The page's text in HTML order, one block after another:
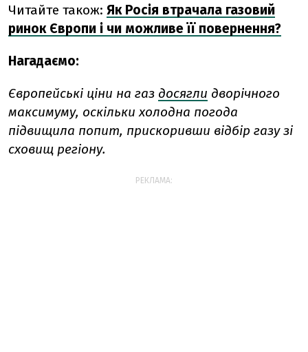
Читайте також: Як Росія втрачала газовий
ринок Європи і чи можливе її повернення?
Нагадаємо:
Європейські ціни на газ досягли дворічного
максимуму, оскільки холодна погода
підвищила попит, прискоривши відбір газу зі
сховищ регіону.
РЕКЛАМА: